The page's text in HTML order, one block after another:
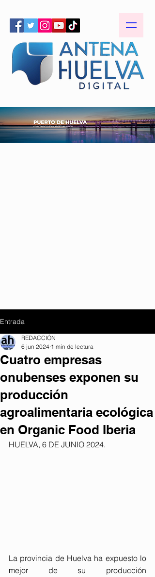
Entrada
Cuatro empresas
onubenses exponen su
producción
agroalimentaria ecológica
en Organic Food Iberia
REDACCIÓN
6 jun 2024 1 min de lectura
HUELVA, 6 DE JUNIO 2024.
La provincia de Huelva ha expuesto lo
mejor de su producción